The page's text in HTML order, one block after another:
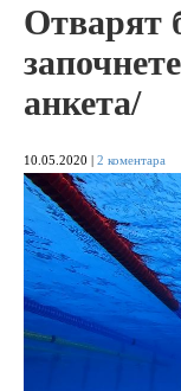
Отварят
анкета/
10.05.2020 | 2 коментара